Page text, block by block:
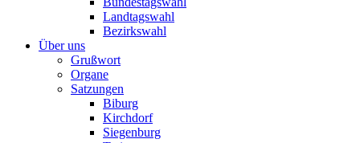
Landtagswahl
Bezirkswahl
Über uns
Grußwort
Organe
Satzungen
Biburg
Kirchdorf
Siegenburg